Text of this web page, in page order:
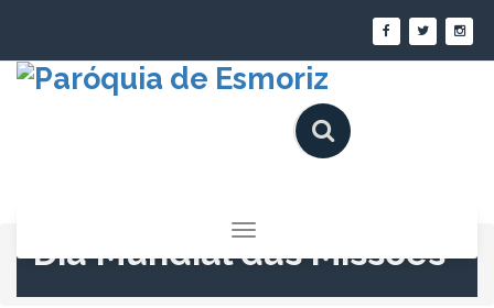
conteúdo
Alternar
a
Dia Mundial das Missões